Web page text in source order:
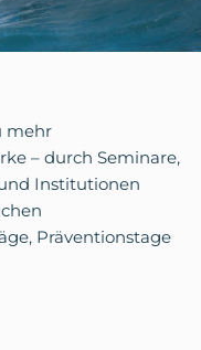
mehr
– durch Seminare,
Institutionen
Präventionstage